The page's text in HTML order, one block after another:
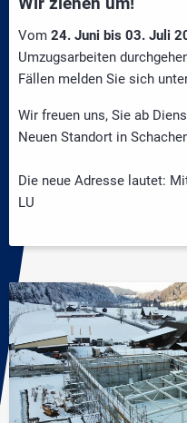
Vom 24. Juni bis 03. Juli
Umzugsarbeiten
Fällen melden Sie sich
Wir freuen uns, Sie ab
Neuen Standort in
Die neue Adresse lautet:
LU